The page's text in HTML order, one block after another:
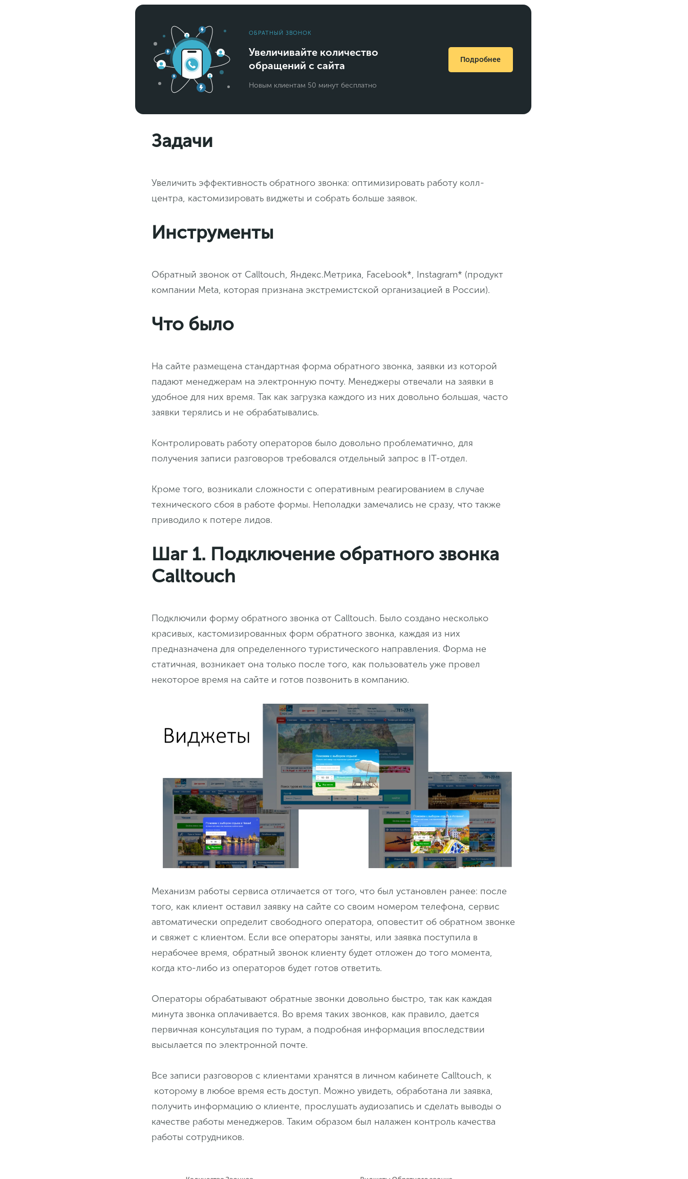
ОБРАТНЫЙ ЗВОНОК
Увеличивайте количество
обращений с сайта
Новым клиентам 50 минут бесплатно
Подробнее
Задачи
Увеличить эффективность обратного звонка: оптимизировать работу колл-
центра, кастомизировать виджеты и собрать больше заявок.
Инструменты
Обратный звонок от Calltouch, Яндекс.Метрика, Facebook*, Instagram* (продукт
компании Meta, которая признана экстремистской организацией в России).
Что было
На сайте размещена стандартная форма обратного звонка, заявки из которой
падают менеджерам на электронную почту. Менеджеры отвечали на заявки в
удобное для них время. Так как загрузка каждого из них довольно большая, часто
заявки терялись и не обрабатывались.
Контролировать работу операторов было довольно проблематично, для
получения записи разговоров требовался отдельный запрос в IT-отдел.
Кроме того, возникали сложности с оперативным реагированием в случае
технического сбоя в работе формы. Неполадки замечались не сразу, что также
приводило к потере лидов.
Шаг 1. Подключение обратного звонка
Calltouch
Подключили форму обратного звонка от Calltouch. Было создано несколько
красивых, кастомизированных форм обратного звонка, каждая из них
предназначена для определенного туристического направления. Форма не
статичная, возникает она только после того, как пользователь уже провел
некоторое время на сайте и готов позвонить в компанию.
Механизм работы сервиса отличается от того, что был установлен ранее: после
того, как клиент оставил заявку на сайте со своим номером телефона, сервис
автоматически определит свободного оператора, оповестит об обратном звонке
и свяжет с клиентом. Если все операторы заняты, или заявка поступила в
нерабочее время, обратный звонок клиенту будет отложен до того момента,
когда кто-либо из операторов будет готов ответить.
Операторы обрабатывают обратные звонки довольно быстро, так как каждая
минута звонка оплачивается. Во время таких звонков, как правило, дается
первичная консультация по турам, а подробная информация впоследствии
высылается по электронной почте.
Все записи разговоров с клиентами хранятся в личном кабинете Calltouch, к
которому в любое время есть доступ. Можно увидеть, обработана ли заявка,
получить информацию о клиенте, прослушать аудиозапись и сделать выводы о
качестве работы менеджеров. Таким образом был налажен контроль качества
работы сотрудников.